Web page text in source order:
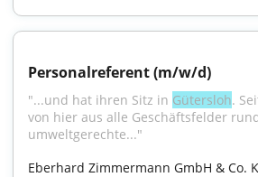
Personalreferent (m/w/d)
"...und hat ihren Sitz in Gütersloh.
von hier aus alle Geschäftsfelder
umweltgerechte..."
Eberhard Zimmermann GmbH & Co.